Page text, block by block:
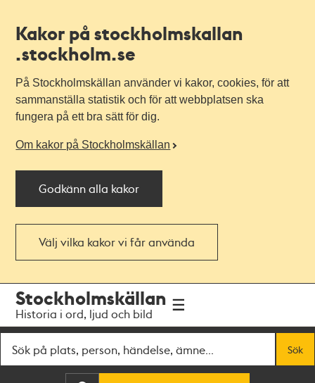
Kakor på stockholmskallan
.stockholm.se
På Stockholmskällan använder vi kakor, cookies, för att
sammanställa statistik och för att webbplatsen ska
fungera på ett bra sätt för dig.
Om kakor på Stockholmskällan
Godkänn alla kakor
Välj vilka kakor vi får använda
navigationen
huvudinnehållet
Stockholmskällan
Historia i ord, ljud och bild
Sök